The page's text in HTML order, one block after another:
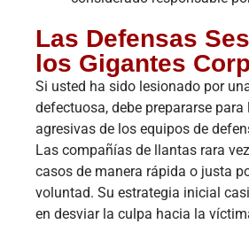
Las Defensas
los Gigantes
Si usted ha sido lesionado por
defectuosa, debe prepararse
agresivas de los equipos de
Las compañías de llantas rara
casos de manera rápida o justa
voluntad. Su estrategia inicial
en desviar la culpa hacia la